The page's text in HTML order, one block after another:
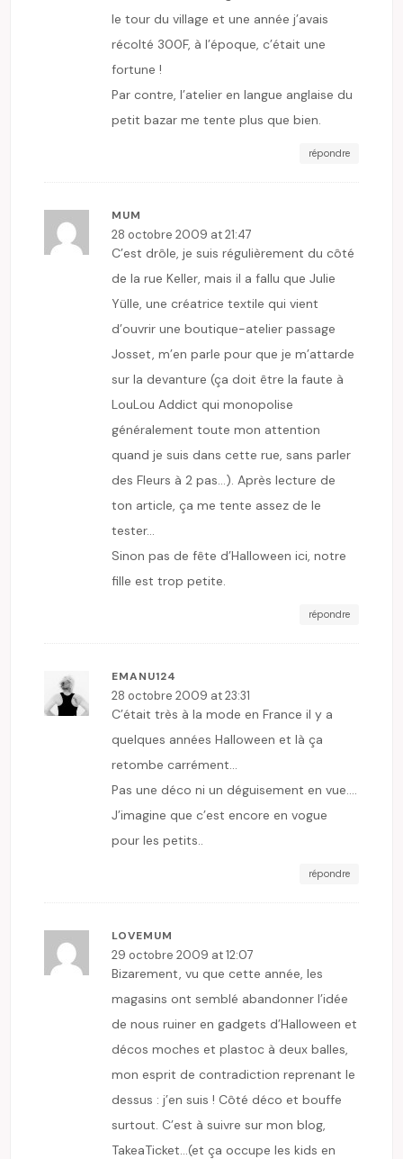
le tour du village et une année j’avais
récolté 300F, à l’époque, c’était une
fortune !
Par contre, l’atelier en langue anglaise du
petit bazar me tente plus que bien.
répondre
MUM
28 octobre 2009 at 21:47
C’est drôle, je suis régulièrement du côté
de la rue Keller, mais il a fallu que Julie
Yülle, une créatrice textile qui vient
d’ouvrir une boutique-atelier passage
Josset, m’en parle pour que je m’attarde
sur la devanture (ça doit être la faute à
LouLou Addict qui monopolise
généralement toute mon attention
quand je suis dans cette rue, sans parler
des Fleurs à 2 pas…). Après lecture de
ton article, ça me tente assez de le
tester…
Sinon pas de fête d’Halloween ici, notre
fille est trop petite.
répondre
EMANU124
28 octobre 2009 at 23:31
C’était très à la mode en France il y a
quelques années Halloween et là ça
retombe carrément…
Pas une déco ni un déguisement en vue….
J’imagine que c’est encore en vogue
pour les petits..
répondre
LOVEMUM
29 octobre 2009 at 12:07
Bizarement, vu que cette année, les
magasins ont semblé abandonner l’idée
de nous ruiner en gadgets d’Halloween et
décos moches et plastoc à deux balles,
mon esprit de contradiction reprenant le
dessus : j’en suis ! Côté déco et bouffe
surtout. C’est à suivre sur mon blog,
TakeaTicket…(et ça occupe les kids en